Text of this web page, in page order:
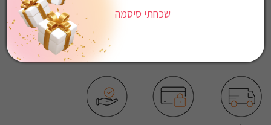
שכחתי סיסמה
ללא סחיטה